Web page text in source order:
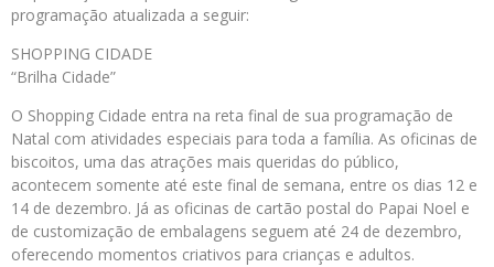
programação atualizada a seguir:
SHOPPING CIDADE
“Brilha Cidade”
O Shopping Cidade entra na reta final de sua programação de
Natal com atividades especiais para toda a família. As oficinas de
biscoitos, uma das atrações mais queridas do público,
acontecem somente até este final de semana, entre os dias 12 e
14 de dezembro. Já as oficinas de cartão postal do Papai Noel e
de customização de embalagens seguem até 24 de dezembro,
oferecendo momentos criativos para crianças e adultos.